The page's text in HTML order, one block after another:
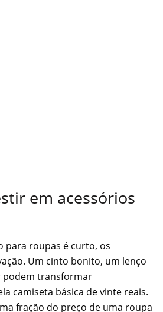
em acessórios
para roupas é curto, os
Um cinto bonito, um lenço
podem transformar
camiseta básica de vinte reais.
fração do preço de uma roupa